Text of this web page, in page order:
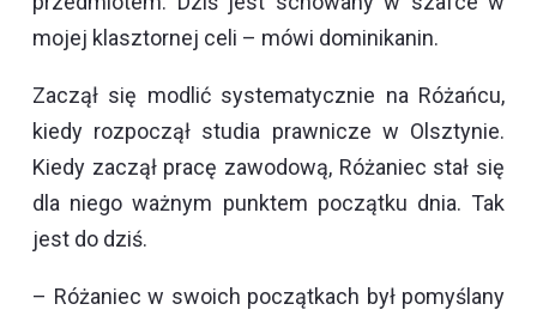
mojej klasztornej celi – mówi dominikanin.
Zaczął się modlić systematycznie na Różańcu,
kiedy rozpoczął studia prawnicze w Olsztynie.
Kiedy zaczął pracę zawodową, Różaniec stał się
dla niego ważnym punktem początku dnia. Tak
jest do dziś.
– Różaniec w swoich początkach był pomyślany